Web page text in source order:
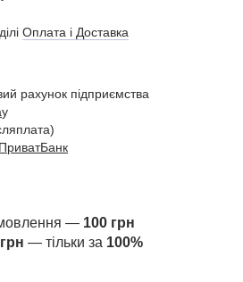
Оплата і Доставка
рахунок підприємства
y
ПриватБанк
— 100 грн
— тільки за 100%